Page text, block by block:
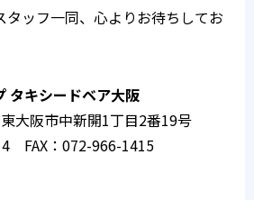
タッフ一同、心よりお待ちしてお
タキシードベア大阪
大阪市中新開1丁目2番19号
FAX：072-966-1415